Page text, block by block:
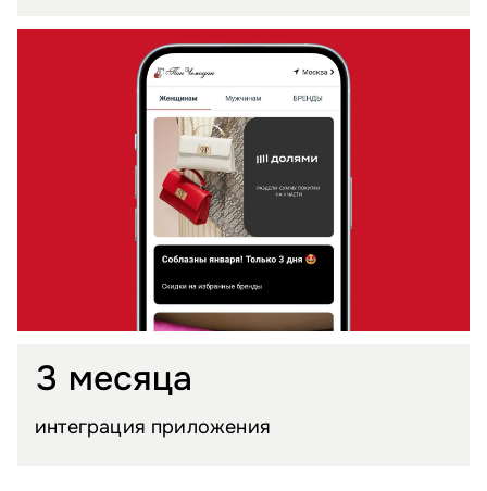
3 месяца
интеграция приложения